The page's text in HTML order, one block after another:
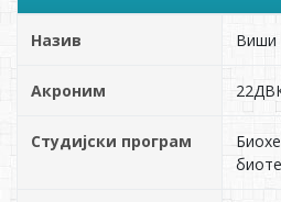
Назив Виши
Акроним
Студијски програм